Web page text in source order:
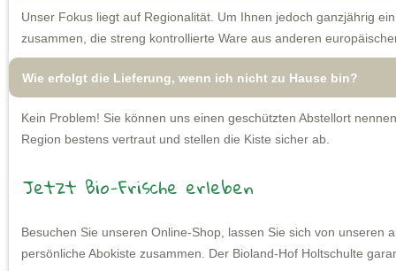
Unser Fokus liegt auf Regionalität. Um Ihnen jedoch ganzjährig
zusammen, die streng kontrollierte Ware aus anderen
Wie erfolgt die Lieferung, wenn ich nicht zu Hause bin?
Kein Problem! Sie können uns einen geschützten Abstellort
Region bestens vertraut und stellen die Kiste sicher ab.
Jetzt Bio-Frische erleben
Besuchen Sie unseren Online-Shop, lassen Sie sich von
persönliche Abokiste zusammen. Der Bioland-Hof Holtschulte